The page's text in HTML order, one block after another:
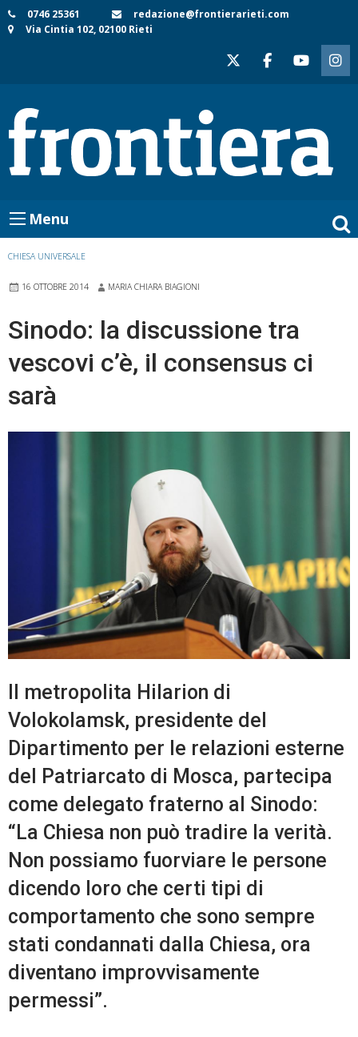
Skip
to
0746 25361
redazione@frontierarieti.com
Via Cintia 102, 02100 Rieti
Menu
CHIESA UNIVERSALE
16 OTTOBRE 2014 MARIA CHIARA BIAGIONI
Sinodo: la discussione tra
vescovi c’è, il consensus ci
sarà
Il metropolita Hilarion di
Volokolamsk, presidente del
Dipartimento per le relazioni esterne
del Patriarcato di Mosca, partecipa
come delegato fraterno al Sinodo:
“La Chiesa non può tradire la verità.
Non possiamo fuorviare le persone
dicendo loro che certi tipi di
comportamento che sono sempre
stati condannati dalla Chiesa, ora
diventano improvvisamente
permessi”.